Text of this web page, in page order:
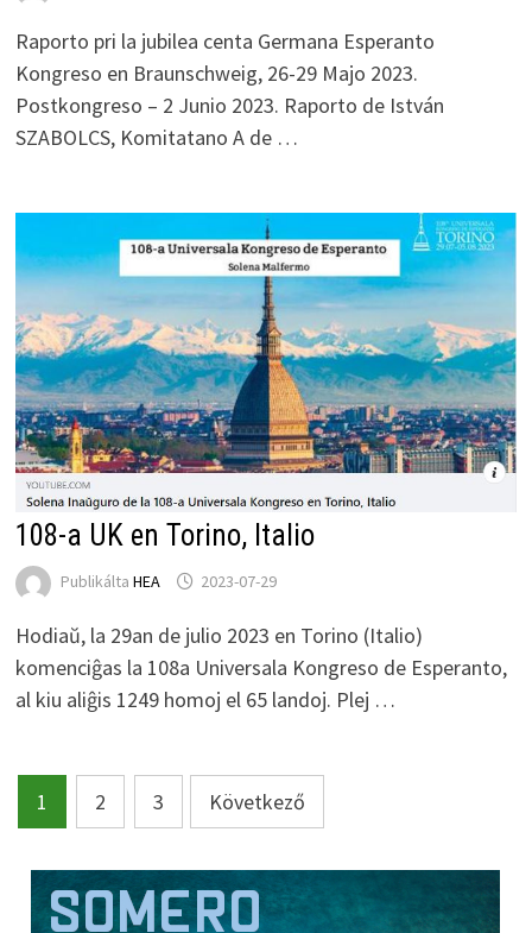
Raporto pri la jubilea centa Germana Esperanto
Kongreso en Braunschweig, 26-29 Majo 2023.
Postkongreso – 2 Junio 2023. Raporto de István
SZABOLCS, Komitatano A de …
108-a UK en Torino, Italio
Publikálta HEA 2023-07-29
Hodiaŭ, la 29an de julio 2023 en Torino (Italio)
komenciĝas la 108a Universala Kongreso de Esperanto,
al kiu aliĝis 1249 homoj el 65 landoj. Plej …
Bejegyzések
lapozása
1 2 3 Következő